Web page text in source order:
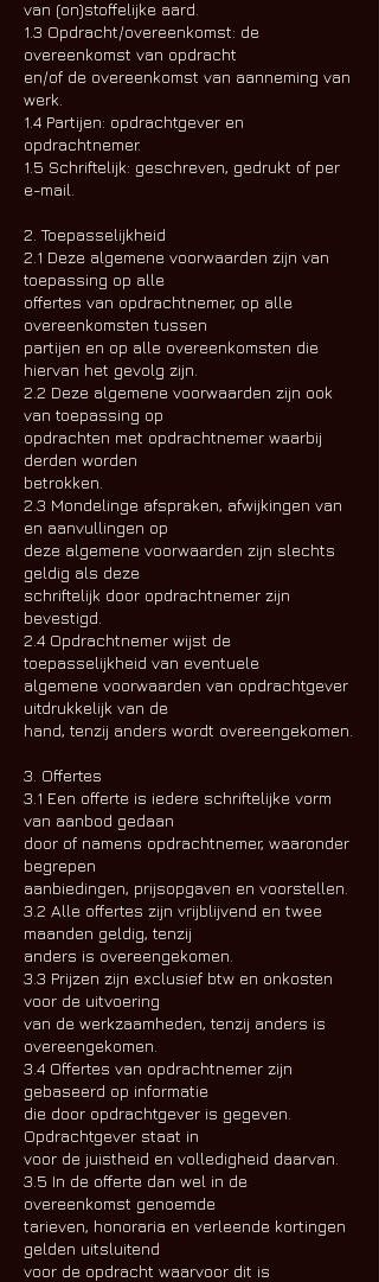
van (on)stoffelijke aard.
1.3 Opdracht/overeenkomst: de
overeenkomst van opdracht
en/of de overeenkomst van aanneming van
werk.
1.4 Partijen: opdrachtgever en
opdrachtnemer.
1.5 Schriftelijk: geschreven, gedrukt of per
e-mail.
2. Toepasselijkheid
2.1 Deze algemene voorwaarden zijn van
toepassing op alle
offertes van opdrachtnemer, op alle
overeenkomsten tussen
partijen en op alle overeenkomsten die
hiervan het gevolg zijn.
2.2 Deze algemene voorwaarden zijn ook
van toepassing op
opdrachten met opdrachtnemer waarbij
derden worden
betrokken.
2.3 Mondelinge afspraken, afwijkingen van
en aanvullingen op
deze algemene voorwaarden zijn slechts
geldig als deze
schriftelijk door opdrachtnemer zijn
bevestigd.
2.4 Opdrachtnemer wijst de
toepasselijkheid van eventuele
algemene voorwaarden van opdrachtgever
uitdrukkelijk van de
hand, tenzij anders wordt overeengekomen.
3. Offertes
3.1 Een offerte is iedere schriftelijke vorm
van aanbod gedaan
door of namens opdrachtnemer, waaronder
begrepen
aanbiedingen, prijsopgaven en voorstellen.
3.2 Alle offertes zijn vrijblijvend en twee
maanden geldig, tenzij
anders is overeengekomen.
3.3 Prijzen zijn exclusief btw en onkosten
voor de uitvoering
van de werkzaamheden, tenzij anders is
overeengekomen.
3.4 Offertes van opdrachtnemer zijn
gebaseerd op informatie
die door opdrachtgever is gegeven.
Opdrachtgever staat in
voor de juistheid en volledigheid daarvan.
3.5 In de offerte dan wel in de
overeenkomst genoemde
tarieven, honoraria en verleende kortingen
gelden uitsluitend
voor de opdracht waarvoor dit is